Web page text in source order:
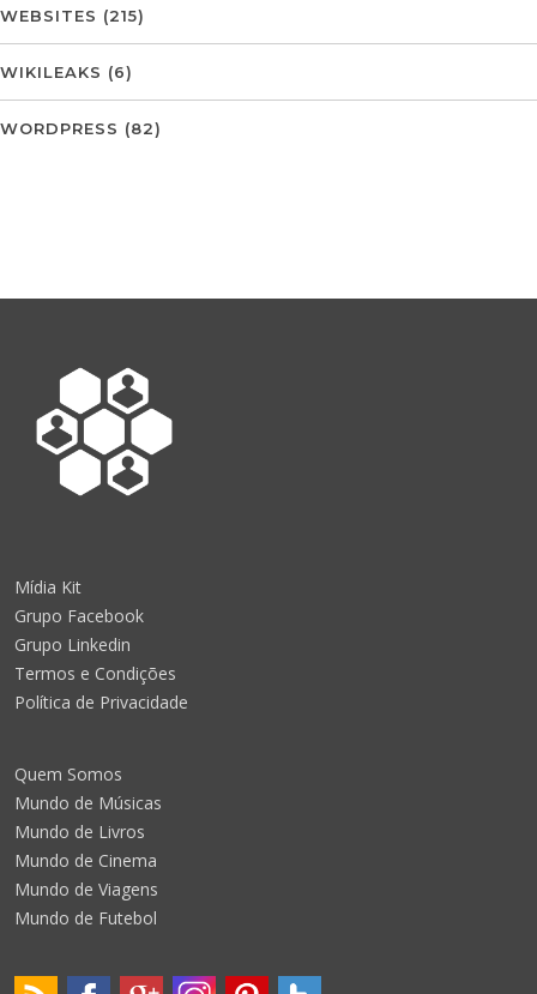
WEBSITES (215)
WIKILEAKS (6)
WORDPRESS (82)
Mídia Kit
Grupo Facebook
Grupo Linkedin
Termos e Condições
Política de Privacidade
Quem Somos
Mundo de Músicas
Mundo de Livros
Mundo de Cinema
Mundo de Viagens
Mundo de Futebol